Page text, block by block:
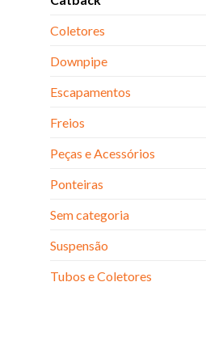
Coletores
Downpipe
Escapamentos
Freios
Peças e Acessórios
Ponteiras
Sem categoria
Suspensão
Tubos e Coletores